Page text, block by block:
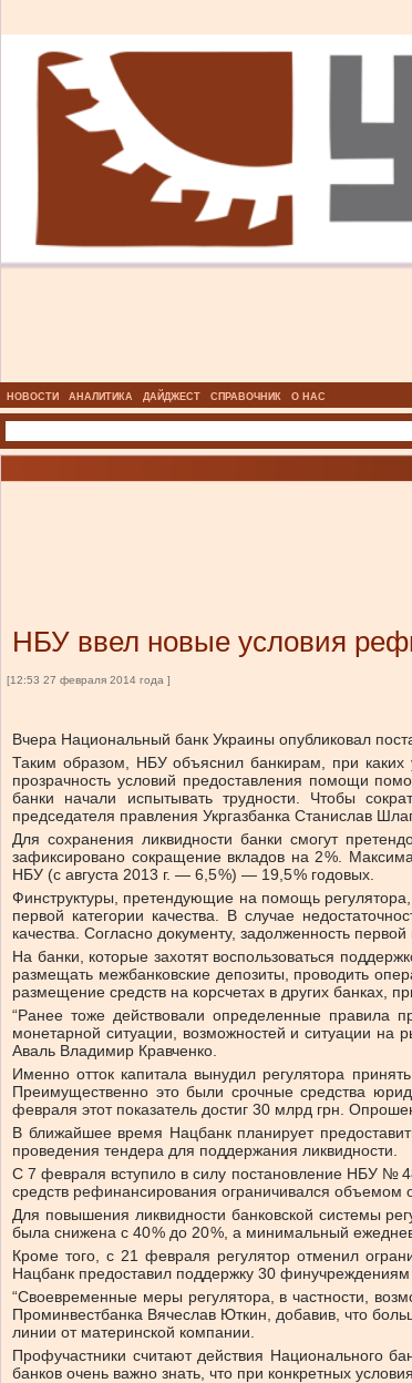
НОВОСТИ АНАЛИТИКА ДАЙДЖЕСТ СПРАВОЧНИК О НАС
НБУ ввел новые условия
[12:53 27 февраля 2014 года ]
Вчера Национальный банк Украины опуб­ликовал
Таким образом, НБУ объяснил банкирам, при каких
прозрачность условий предоставления помощи
банки начали испытывать трудности. Чтобы
председателя правления Укргазбанка Станислав
Для сохранения ликвидности банки смогут
зафиксировано сокращение вкладов на 2 %.
НБУ (с августа 2013 г. — 6,5 %) — 19,5 % годовых.
Финструктуры, претендующие на помощь
первой категории качества. В случае
качества. Согласно документу, задолженность
На банки, которые захотят воспользоваться
размещать межбанковские депозиты, проводить
размещение средств на корсчетах в других банках,
“Ранее тоже действовали определенные правила
монетарной ситуации, возможностей и ситуации на
Аваль Владимир Кравченко.
Именно отток капитала вынудил регулятора
Преимущественно это были срочные средства
февраля этот показатель достиг 30 млрд грн.
В ближайшее время Нацбанк планирует
проведения тендера для поддержания ликвидности.
С 7 февраля вступило в силу постановление НБУ №
средств рефинансирования ограничивался объемом
Для повышения ликвидности банковской системы
была снижена с 40 % до 20 %, а минимальный
Кроме того, с 21 февраля регулятор отменил
Нацбанк предоставил поддержку 30
“Своевременные меры регулятора, в частности,
Проминвестбанка Вячеслав Юткин, добавив, что
линии от материнской компании.
Профучастники считают действия Национального
банков очень важно знать, что при конкретных